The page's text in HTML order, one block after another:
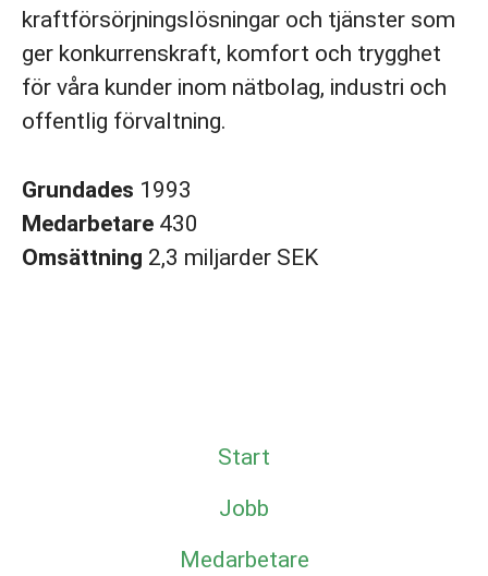
kraftförsörjningslösningar och tjänster som
ger konkurrenskraft, komfort och trygghet
för våra kunder inom nätbolag, industri och
offentlig förvaltning.
Grundades 1993
Medarbetare 430
Omsättning 2,3 miljarder SEK
Start
Jobb
Medarbetare